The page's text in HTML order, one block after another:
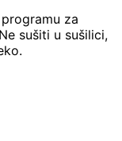
za
sušiti u sušilici,